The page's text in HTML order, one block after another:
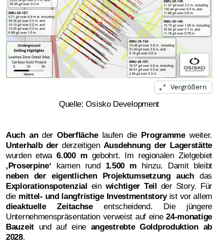
Vergrößern
Quelle: Osisko Development
Auch an derOberflächelaufen die Programmeweiter.
Unterhalb derderzeitigen Ausdehnung der Lagerstätte
wurden etwa6.000 m gebohrt. Im regionalen Zielgebiet
‚Proserpine‘ kamen rund 1.500 m hinzu. Damit bleibt
neben der eigentlichen Projektumsetzung auchdas
Explorationspotenzial ein wichtiger Teil der Story. Für
die mittel- und langfristige Investmentstoryist vor allem
dieaktuelle Zeitachseentscheidend. Die jüngere
Unternehmenspräsentation verweist auf eine24-monatige
Bauzeitund auf eine angestrebte Goldproduktion ab
2028.